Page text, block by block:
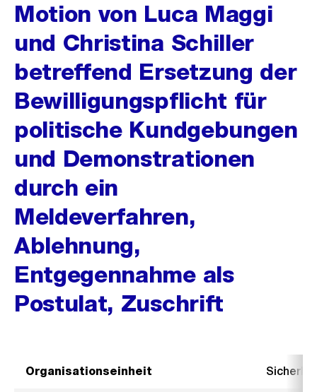
Motion von Luca Maggi
und Christina Schiller
betreffend Ersetzung der
Bewilligungspflicht für
politische Kundgebungen
und Demonstrationen
durch ein
Meldeverfahren,
Ablehnung,
Entgegennahme als
Postulat, Zuschrift
Organisationseinheit